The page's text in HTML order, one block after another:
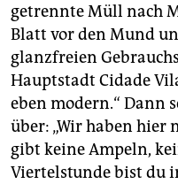
getrennte Müll nach
Blatt vor den Mund
glanzfreien
Hauptstadt Cidade
eben modern.“ Dann
über: „Wir haben
gibt keine Ampeln,
Viertelstunde bist du